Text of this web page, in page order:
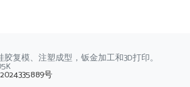
复模、注塑成型，钣金加工和3D打印。
号